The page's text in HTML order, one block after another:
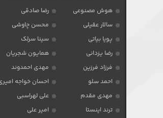
هوش مصنوعی
رضا صادقی
سالار عقیلی
محسن چاوشی
پویا بیاتی
سینا سرلک
رضا یزدانی
همایون شجریان
فرزاد فرزین
مهدی احمدوند
احمد سلو
احسان خواجه
مهدی مقدم
علی لهراسبی
ترند اینستا
امیر علی